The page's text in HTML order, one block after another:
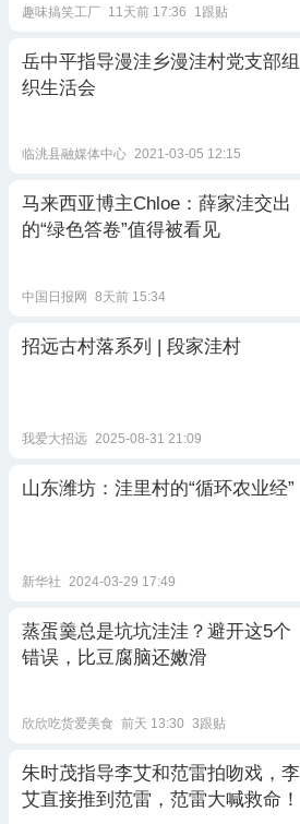
趣味搞笑工厂 11天前 17:36 1跟贴
岳中平指导漫洼乡漫洼村党支部组
织生活会
临洮县融媒体中心 2021-03-05 12:15
马来西亚博主Chloe：薛家洼交出
的“绿色答卷”值得被看见
中国日报网 8天前 15:34
招远古村落系列 | 段家洼村
我爱大招远 2025-08-31 21:09
山东潍坊：洼里村的“循环农业经”
新华社 2024-03-29 17:49
蒸蛋羹总是坑坑洼洼？避开这5个
错误，比豆腐脑还嫩滑
欣欣吃货爱美食 前天 13:30 3跟贴
朱时茂指导李艾和范雷拍吻戏，李
艾直接推到范雷，范雷大喊救命！